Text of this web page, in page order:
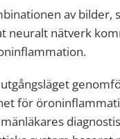
av bilder,
neuralt nätverk
för